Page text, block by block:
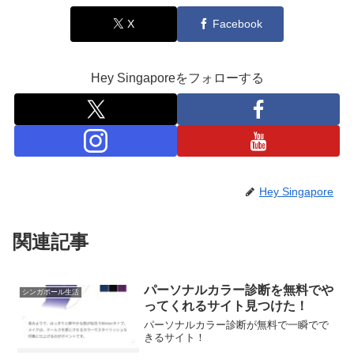
X Facebook
Hey Singaporeをフォローする
Hey Singapore
関連記事
シンガポール生活
パーソナルカラー診断を無料でや
ってくれるサイト見つけた！
パーソナルカラー診断が無料で一瞬でで
きるサイト！